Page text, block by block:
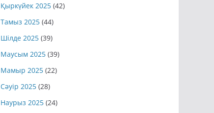
Қыркүйек 2025 (42)
Тамыз 2025 (44)
Шілде 2025 (39)
Маусым 2025 (39)
Мамыр 2025 (22)
Сәуір 2025 (28)
Наурыз 2025 (24)